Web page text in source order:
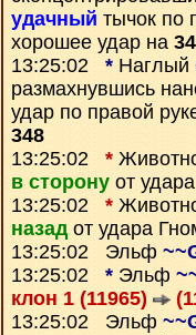
удачный тычок по
хорошее удар на
13:25:02 * Наглый
размахнувшись
удар по правой
348
13:25:02 *
в сторону от
13:25:02 *
назадот удара
13:25:02 Эльф
13:25:02 * Эльф
клон 1 (11965)
13:25:02 Эльф